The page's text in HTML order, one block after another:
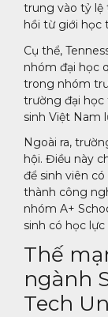
trung vào tỷ lệ
hồi từ giới học
Cụ thể,
nhóm đại học
trong nhóm
trường đại học
sinh Việt Nam
Ngoài ra,
hội. Điều này
để sinh viên
thành công
nhóm A+
sinh có học lực
Thế
ngành
Tech